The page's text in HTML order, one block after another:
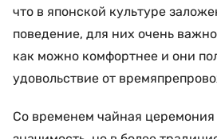
что в японской культуре
поведение, для них очень
как можно комфортнее и они
удовольствие от
Со временем чайная церемония